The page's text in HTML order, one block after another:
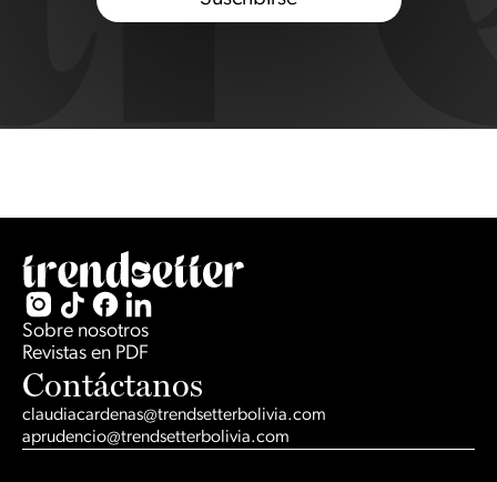
Sobre nosotros
Revistas en PDF
Contáctanos
claudiacardenas@trendsetterbolivia.com
aprudencio@trendsetterbolivia.com